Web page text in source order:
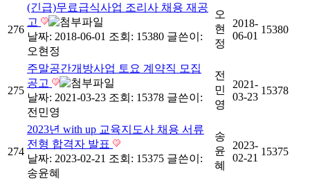
276
(긴급)무료급식사업 조리사 채용 재공
고
날짜: 2018-06-01 조회: 15380 글쓴이:
오현정
오
현
정
2018-
06-01
15380
275
주말공간개방사업 토요 계약직 모집
공고
날짜: 2021-03-23 조회: 15378 글쓴이:
전민영
전
민
영
2021-
03-23
15378
274
2023년 with up 교육지도사 채용 서류
전형 합격자 발표
날짜: 2023-02-21 조회: 15375 글쓴이:
송윤혜
송
윤
혜
2023-
02-21
15375